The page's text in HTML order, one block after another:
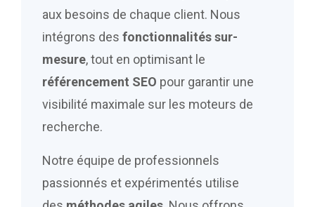
aux besoins de chaque client. Nous
intégrons des fonctionnalités sur-
mesure, tout en optimisant le
référencement SEO pour garantir une
visibilité maximale sur les moteurs de
recherche.
Notre équipe de professionnels
passionnés et expérimentés utilise